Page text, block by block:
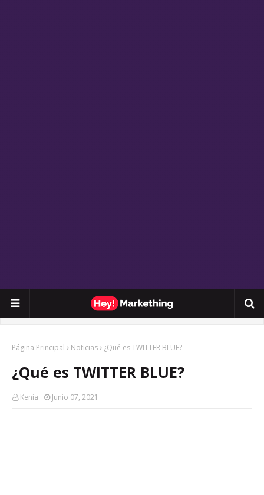
Página Principal Noticias ¿Qué es TWITTER BLUE?
¿Qué es TWITTER BLUE?
Kenia Junio 07, 2021